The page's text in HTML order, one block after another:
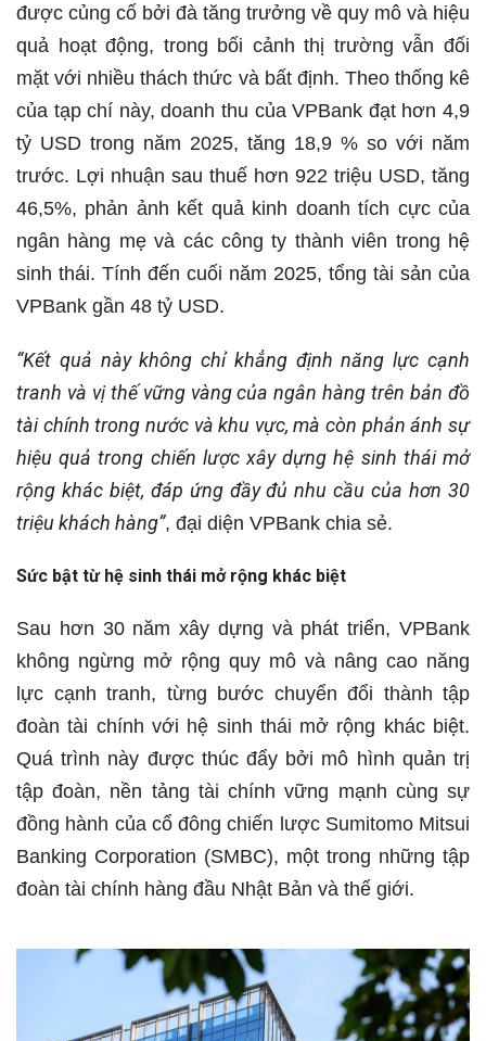
được củng cố bởi đà tăng trưởng về quy mô và hiệu
quả hoạt động, trong bối cảnh thị trường vẫn đối
mặt với nhiều thách thức và bất định. Theo thống kê
của tạp chí này, doanh thu của VPBank đạt hơn 4,9
tỷ USD trong năm 2025, tăng 18,9 % so với năm
trước. Lợi nhuận sau thuế hơn 922 triệu USD, tăng
46,5%, phản ảnh kết quả kinh doanh tích cực của
ngân hàng mẹ và các công ty thành viên trong hệ
sinh thái. Tính đến cuối năm 2025, tổng tài sản của
VPBank gần 48 tỷ USD.
“Kết quả này không chỉ khẳng định năng lực cạnh
tranh và vị thế vững vàng của ngân hàng trên bản đồ
tài chính trong nước và khu vực, mà còn phản ánh sự
hiệu quả trong chiến lược xây dựng hệ sinh thái mở
rộng khác biệt, đáp ứng đầy đủ nhu cầu của hơn 30
triệu khách hàng”, đại diện VPBank chia sẻ.
Sức bật từ hệ sinh thái mở rộng khác biệt
Sau hơn 30 năm xây dựng và phát triển, VPBank
không ngừng mở rộng quy mô và nâng cao năng
lực cạnh tranh, từng bước chuyển đổi thành tập
đoàn tài chính với hệ sinh thái mở rộng khác biệt.
Quá trình này được thúc đẩy bởi mô hình quản trị
tập đoàn, nền tảng tài chính vững mạnh cùng sự
đồng hành của cổ đông chiến lược Sumitomo Mitsui
Banking Corporation (SMBC), một trong những tập
đoàn tài chính hàng đầu Nhật Bản và thế giới.